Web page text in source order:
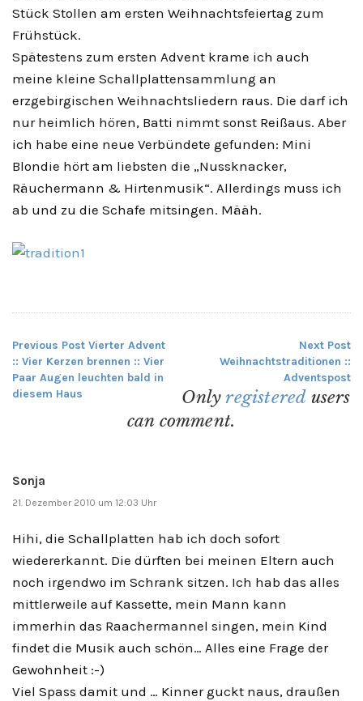
Stück Stollen am ersten Weihnachtsfeiertag zum
Frühstück.
Spätestens zum ersten Advent krame ich auch
meine kleine Schallplattensammlung an
erzgebirgischen Weihnachtsliedern raus. Die darf ich
nur heimlich hören, Batti nimmt sonst Reißaus. Aber
ich habe eine neue Verbündete gefunden: Mini
Blondie hört am liebsten die „Nussknacker,
Räuchermann & Hirtenmusik“. Allerdings muss ich
ab und zu die Schafe mitsingen. Määh.
Beitragsnavigation
Previous Post Vierter Advent
:: Vier Kerzen brennen :: Vier
Paar Augen leuchten bald in
diesem Haus
Next Post
Weihnachtstraditionen ::
Adventspost
Onlyregistered users
can comment.
Sonja
21. Dezember 2010 um 12:03 Uhr
Hihi, die Schallplatten hab ich doch sofort
wiedererkannt. Die dürften bei meinen Eltern auch
noch irgendwo im Schrank sitzen. Ich hab das alles
mittlerweile auf Kassette, mein Mann kann
immerhin das Raachermannel singen, mein Kind
findet die Musik auch schön… Alles eine Frage der
Gewohnheit :-)
Viel Spass damit und … Kinner guckt naus, draußen